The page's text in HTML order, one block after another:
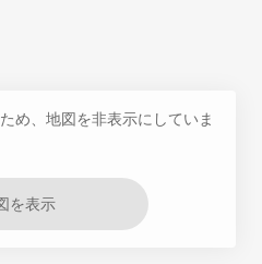
め、地図を非表示にしていま
を表示